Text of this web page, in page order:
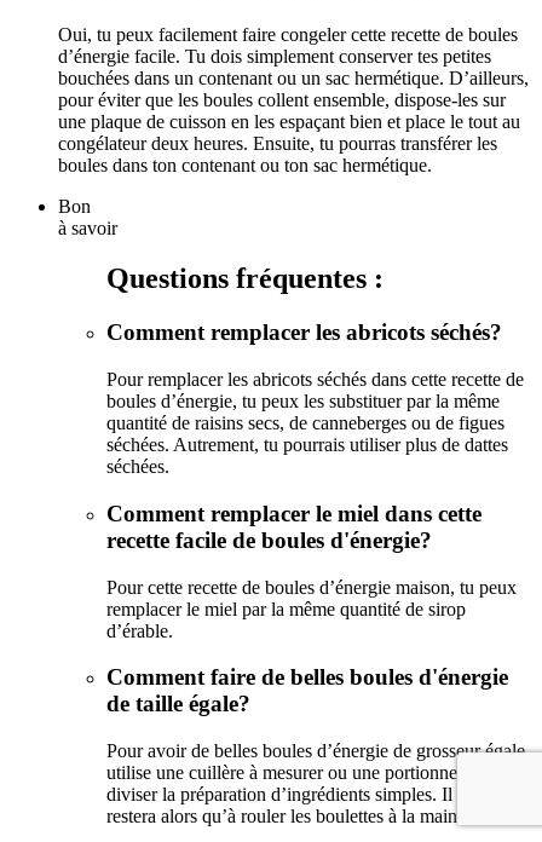
Oui, tu peux facilement faire congeler cette recette de boules
d’énergie facile. Tu dois simplement conserver tes petites
bouchées dans un contenant ou un sac hermétique. D’ailleurs,
pour éviter que les boules collent ensemble, dispose-les sur
une plaque de cuisson en les espaçant bien et place le tout au
congélateur deux heures. Ensuite, tu pourras transférer les
boules dans ton contenant ou ton sac hermétique.
Bon
à savoir
Questions fréquentes :
Comment remplacer les abricots séchés?
Pour remplacer les abricots séchés dans cette recette de
boules d’énergie, tu peux les substituer par la même
quantité de raisins secs, de canneberges ou de figues
séchées. Autrement, tu pourrais utiliser plus de dattes
séchées.
Comment remplacer le miel dans cette
recette facile de boules d'énergie?
Pour cette recette de boules d’énergie maison, tu peux
remplacer le miel par la même quantité de sirop
d’érable.
Comment faire de belles boules d'énergie
de taille égale?
Pour avoir de belles boules d’énergie de grosseur égale,
utilise une cuillère à mesurer ou une portionneuse pour
diviser la préparation d’ingrédients simples. Il ne te
restera alors qu’à rouler les boulettes à la main.